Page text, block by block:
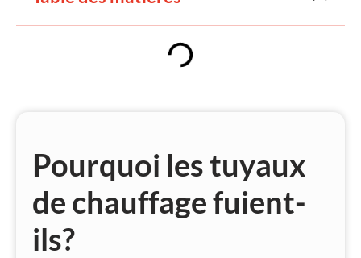
Pourquoi les tuyaux
de chauffage fuient-
ils?